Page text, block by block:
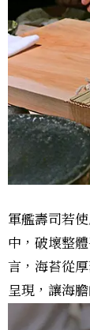
軍艦壽司若
中，破壞整
言，海苔從
呈現，讓海